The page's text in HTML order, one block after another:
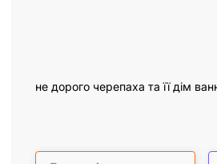
не дорого черепаха та її дім